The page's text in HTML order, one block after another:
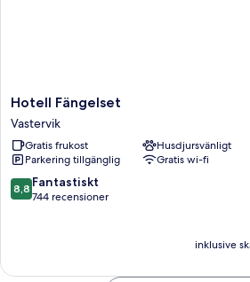
Hotell
Fängelset
Vastervik
Hotell Fängelset
Vastervik
Gratis frukost
Husdjursvänligt
Parkering tillgänglig
Gratis wi-fi
8.8
av
8,8 Fantastiskt
744 recensioner
inklusive